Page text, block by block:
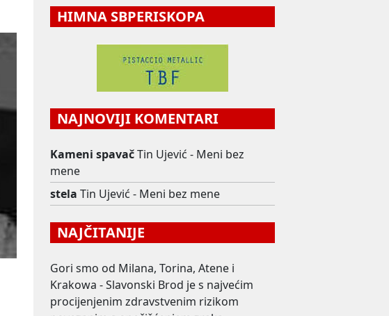
HIMNA SBPERISKOPA
NAJNOVIJI KOMENTARI
Kameni spavačTin Ujević - Meni bez
mene
stela Tin Ujević - Meni bez mene
NAJČITANIJE
Gori smo od Milana, Torina, Atene i
Krakowa - Slavonski Brod je s najvećim
procijenjenim zdravstvenim rizikom